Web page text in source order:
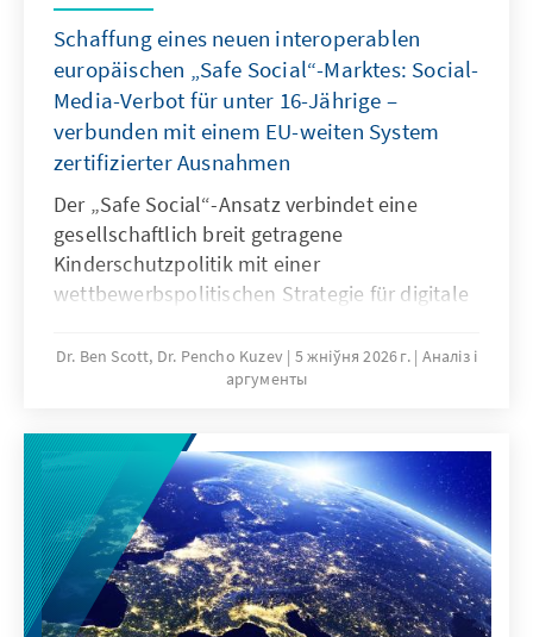
Schaffung eines neuen interoperablen
europäischen „Safe Social“-Marktes: Social-
Media-Verbot für unter 16-Jährige –
verbunden mit einem EU-weiten System
zertifizierter Ausnahmen
Der „Safe Social“-Ansatz verbindet eine
gesellschaftlich breit getragene
Kinderschutzpolitik mit einer
wettbewerbspolitischen Strategie für digitale
unter 16-Jährige reagieren viele Staaten auf
gefährliche digitale Produkte und die
Plattformen. Es sollte mit einem EU-weiten
System zertifizierter Ausnahmen verbunden
werden, um die Regeln für digitale Dienste
neu auszurichten: Kinder müssen wirksam
geschützt werden, zugleich muss der Markt
für europäische Alternativen zum heutigen
Oligopol geöffnet werden.
Dr. Ben Scott, Dr. Pencho Kuzev 5 жніўня 2026 г. Аналіз і
аргументы